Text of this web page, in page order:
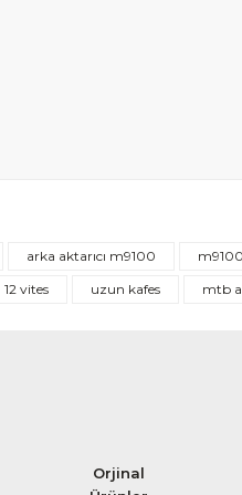
arka aktarıcı m9100
12 vites uzun kafes mtb
Orjinal